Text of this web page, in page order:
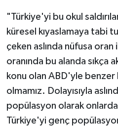
"Türkiye'yi bu okul
küresel kıyaslamaya tabi
çeken aslında nüfusa oran
oranında bu alanda sıkça
konu olan ABD'yle benzer
olmamız. Dolayısıyla
popülasyon olarak
Türkiye'yi genç